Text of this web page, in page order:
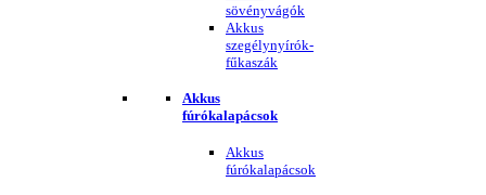
sövényvágók
Akkus
szegélynyírók-
fűkaszák
Akkus
fúrókalapácsok
Akkus
fúrókalapácsok